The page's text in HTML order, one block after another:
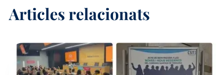
Articles relacionats